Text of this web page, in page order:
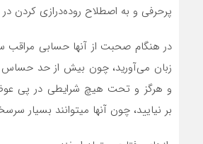
پرحرفي و به اصطلاح روده‌درازي کردن در
در هنگام صحبت از آنها حسابي مراقب
زبان مي‌آوريد، چون بيش از حد
و هرگز و تحت هيچ شرايطي در پی
بر نياييد، چون آنها ميتوانند بسيار